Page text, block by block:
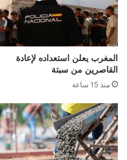
المغرب يعلن استعداده لإعادة
القاصرين من سبتة
منذ 15 ساعة